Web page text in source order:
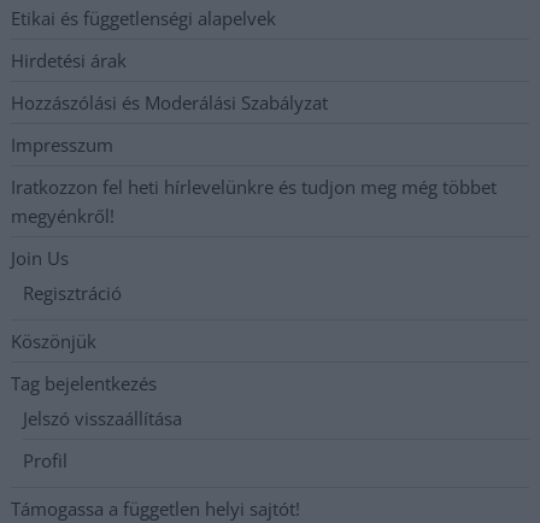
Etikai és függetlenségi alapelvek
Hirdetési árak
Hozzászólási és Moderálási Szabályzat
Impresszum
Iratkozzon fel heti hírlevelünkre és tudjon meg még többet
megyénkről!
Join Us
Regisztráció
Köszönjük
Tag bejelentkezés
Jelszó visszaállítása
Profil
Támogassa a független helyi sajtót!